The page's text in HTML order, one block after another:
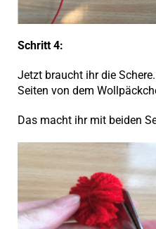
Schritt 4:
Jetzt braucht ihr die
Seiten von dem
Das macht ihr mit beiden